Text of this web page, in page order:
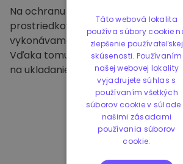
Na ochranu našich zákazníkov a
prostriedkov ponúkame bezpečné
vykonávame pravidelné
Vďaka tomuto prístupu je naša
na ukladanie a iných kryptomien.
Táto webová lokalita
používa súbory cookie
zlepšenie používateľskej
skúsenosti. Používaním
našej webovej lokality
vyjadrujete súhlas s
používaním všetkých
súborov cookie v súlade
našimi zásadami
používania súborov
cookie.